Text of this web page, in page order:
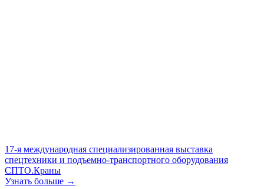
17-я международная специализированная выставка
спецтехники и подъемно-транспортного оборудования
СПТО.Краны
Узнать больше →